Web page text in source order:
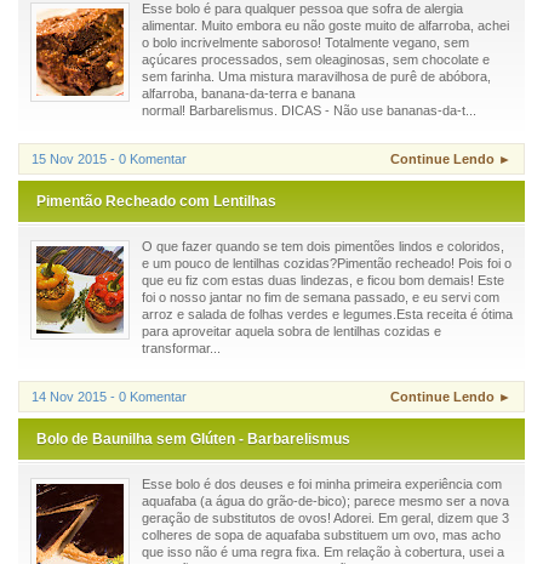
Esse bolo é para qualquer pessoa que sofra de alergia
alimentar. Muito embora eu não goste muito de alfarroba, achei
o bolo incrivelmente saboroso! Totalmente vegano, sem
açúcares processados, sem oleaginosas, sem chocolate e
sem farinha. Uma mistura maravilhosa de purê de abóbora,
alfarroba, banana-da-terra e banana
normal! Barbarelismus. DICAS - Não use bananas-da-t...
15 Nov 2015 - 0 Komentar Continue Lendo ►
Pimentão Recheado com Lentilhas
O que fazer quando se tem dois pimentões lindos e coloridos,
e um pouco de lentilhas cozidas?Pimentão recheado! Pois foi o
que eu fiz com estas duas lindezas, e ficou bom demais! Este
foi o nosso jantar no fim de semana passado, e eu servi com
arroz e salada de folhas verdes e legumes.Esta receita é ótima
para aproveitar aquela sobra de lentilhas cozidas e
transformar...
14 Nov 2015 - 0 Komentar Continue Lendo ►
Bolo de Baunilha sem Glúten - Barbarelismus
Esse bolo é dos deuses e foi minha primeira experiência com
aquafaba (a água do grão-de-bico); parece mesmo ser a nova
geração de substitutos de ovos! Adorei. Em geral, dizem que 3
colheres de sopa de aquafaba substituem um ovo, mas acho
que isso não é uma regra fixa. Em relação à cobertura, usei a